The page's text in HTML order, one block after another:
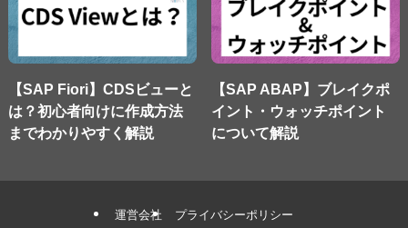
【SAP Fiori】CDSビューと
は？初心者向けに作成方法
までわかりやすく解説
【SAP ABAP】ブレイクポ
イント・ウォッチポイント
について解説
運営会社 プライバシーポリシー